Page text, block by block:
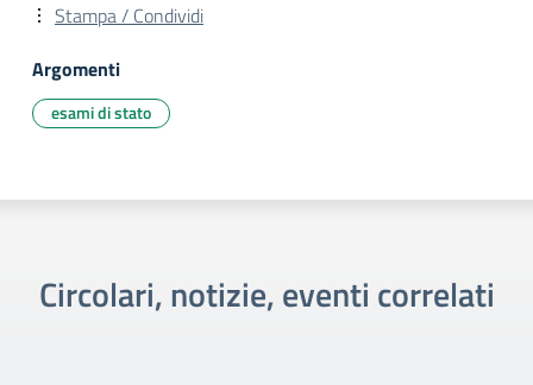
Stampa / Condividi
Argomenti
esami di stato
Circolari, notizie, eventi correlati